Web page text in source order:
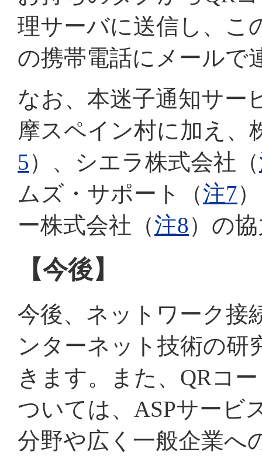
理サーバに送信し、こ
の携帯電話にメールで
なお、本迷子通知サー
摩スペイン村に加え、
5）、シエラ株式会社（
ムズ・サポート（注7
ー株式会社（注8）の
【今後】
今後、ネットワーク接
ンターネット技術の研
きます。また、QRコ
ついては、ASPサービ
分野や広く一般企業へ